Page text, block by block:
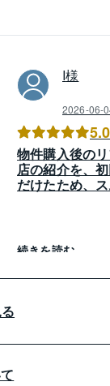
I様
2026-06-
5.0
物件購入後の
店の紹介を、
だけたため、
続きを読む